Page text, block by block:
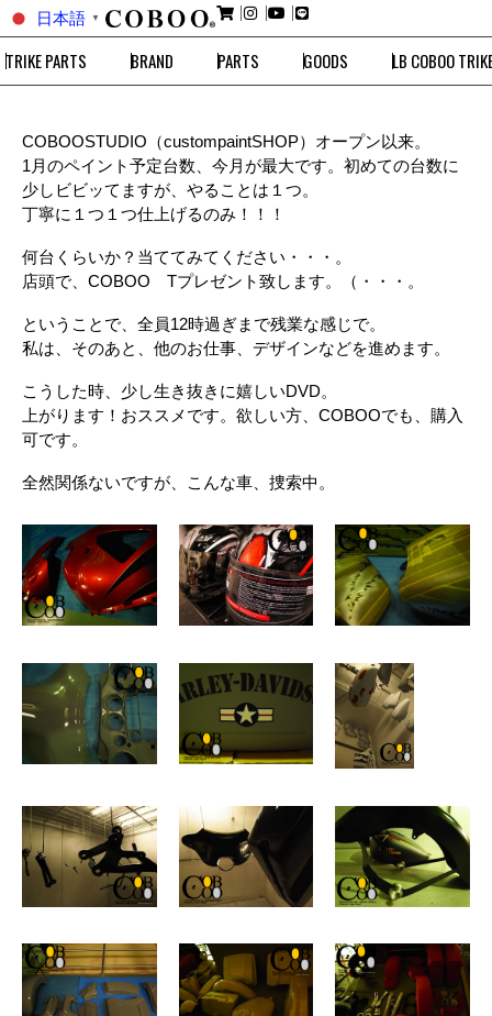
日本語 ▼
TRIKE PARTS BRAND PARTS GOODS LB COBOO
COBOOSTUDIO（custompaintSHOP）オープン以来。
1月のペイント予定台数、今月が最大です。初めての台数に
少しビビッてますが、やることは１つ。
丁寧に１つ１つ仕上げるのみ！！！
何台くらいか？当ててみてください・・・。
店頭で、COBOO Tプレゼント致します。（・・・。
ということで、全員12時過ぎまで残業な感じで。
私は、そのあと、他のお仕事、デザインなどを進めます。
こうした時、少し生き抜きに嬉しいDVD。
上がります！おススメです。欲しい方、COBOOでも、購入
可です。
全然関係ないですが、こんな車、捜索中。